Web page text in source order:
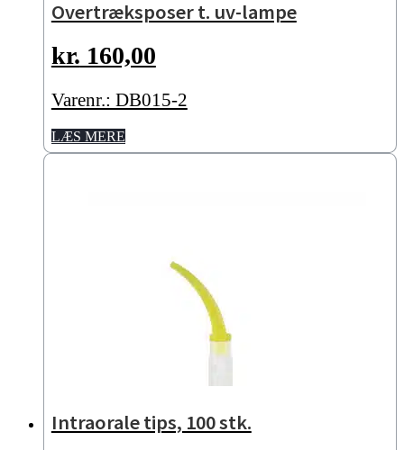
Overtræksposer t. uv-lampe
kr. 160,00
Varenr.: DB015-2
LÆS MERE
Intraorale tips, 100 stk.